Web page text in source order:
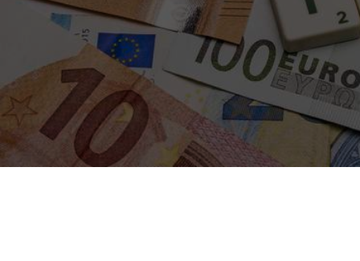
Terug naar alle artikelen